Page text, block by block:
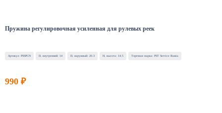
Пружина регулировочная усиленная для рулевых реек
Артикул: PSSPCN D, внутренний: 14 D, наружный: 20.3 H, высота: 14.5 Торговая марка: PST Service Russia
990 ₽